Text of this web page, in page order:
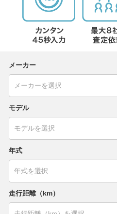
メーカー
モデル
年式
走行距離（km）